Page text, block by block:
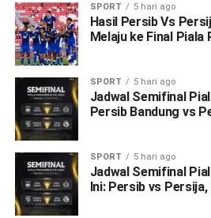
SPORT 5 hari ago
Hasil Persib Vs
Melaju ke Final Piala
SPORT 5 hari ago
Jadwal Semifinal
Persib Bandung vs
SPORT 5 hari ago
Jadwal Semifinal
Ini: Persib vs